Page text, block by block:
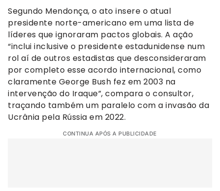
Segundo Mendonça, o ato insere o atual
presidente norte-americano em uma lista de
líderes que ignoraram pactos globais. A ação
“inclui inclusive o presidente estadunidense num
rol aí de outros estadistas que desconsideraram
por completo esse acordo internacional, como
claramente George Bush fez em 2003 na
intervenção do Iraque”, compara o consultor,
traçando também um paralelo com a invasão da
Ucrânia pela Rússia em 2022.
CONTINUA APÓS A PUBLICIDADE